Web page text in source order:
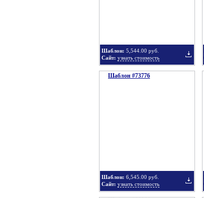
Шаблон: 5,544.00 руб.
Сайт: узнать стоимость
Шаблон #73776
Шаблон: 6,545.00 руб.
Сайт: узнать стоимость